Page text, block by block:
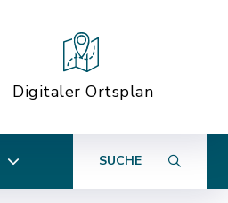
Digitaler Ortsplan
SUCHE